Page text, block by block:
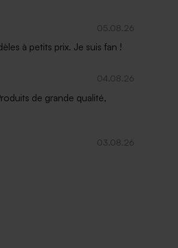
05.08.26
à petits prix. Je suis fan !
04.08.26
de grande qualité,
03.08.26